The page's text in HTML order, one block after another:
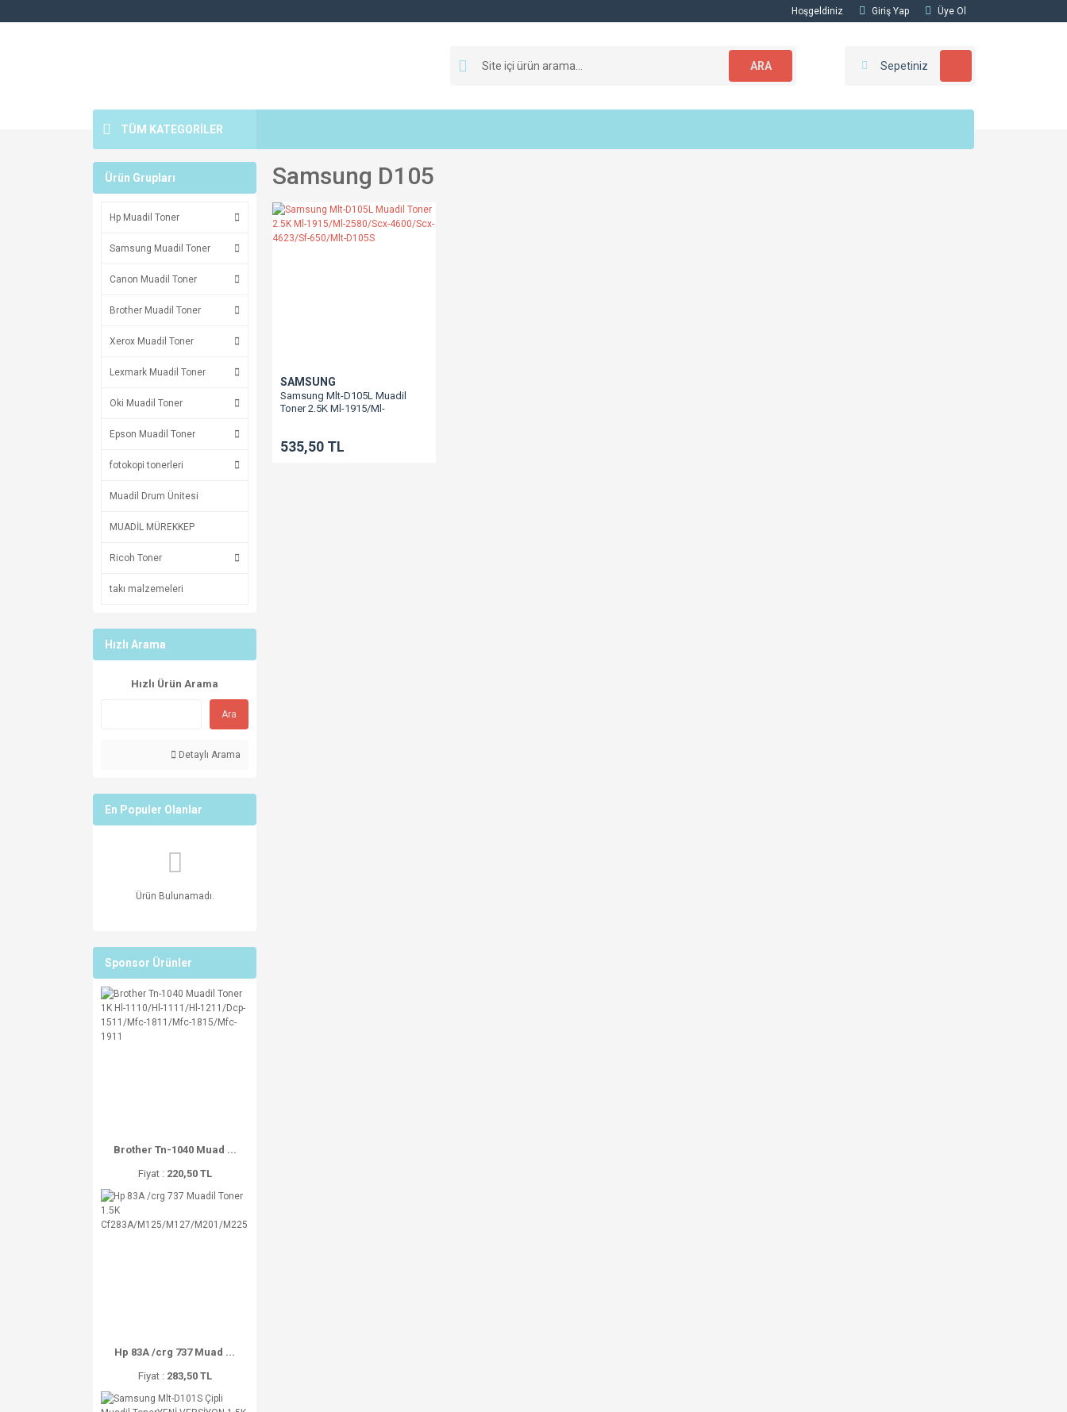
Hoşgeldiniz Giriş Yap Üye Ol
ARA Sepetiniz
TÜM KATEGORİLER
Ürün Grupları
Hp Muadil Toner
Samsung Muadil Toner
Canon Muadil Toner
Brother Muadil Toner
Xerox Muadil Toner
Lexmark Muadil Toner
Oki Muadil Toner
Epson Muadil Toner
fotokopi tonerleri
Muadil Drum Ünitesi
MUADİL MÜREKKEP
Ricoh Toner
takı malzemeleri
Hızlı Arama
Hızlı Ürün Arama
Ara
Detaylı Arama
En Populer Olanlar
Ürün Bulunamadı.
Sponsor Ürünler
Brother Tn-1040 Muad ...
Fiyat : 220,50 TL
Hp 83A /crg 737 Muad ...
Fiyat : 283,50 TL
Samsung D105
SAMSUNG
Samsung Mlt-D105L Muadil
Toner 2.5K Ml-1915/Ml-
535,50 TL